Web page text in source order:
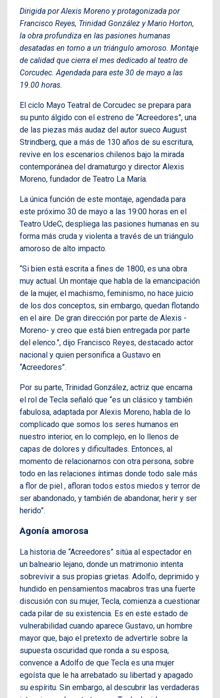
Dirigida por Alexis Moreno y protagonizada por
Francisco Reyes, Trinidad González y Mario Horton,
la obra profundiza en las pasiones humanas
desatadas en torno a un triángulo amoroso. Montaje
de calidad que cierra el mes dedicado al teatro de
Corcudec. Agendada para este 30 de mayo a las
19.00 horas.
El ciclo Mayo Teatral de Corcudec se prepara para
su punto álgido con el estreno de “Acreedores”, una
de las piezas más audaz del autor sueco August
Strindberg, que a más de 130 años de su escritura,
revive en los escenarios chilenos bajo la mirada
contemporánea del dramaturgo y director Alexis
Moreno, fundador de Teatro La María.
La única función de este montaje, agendada para
este próximo 30 de mayo a las 19:00 horas en el
Teatro UdeC, despliega las pasiones humanas en su
forma más cruda y violenta a través de un triángulo
amoroso de alto impacto.
“Si bien está escrita a fines de 1800, es una obra
muy actual. Un montaje que habla de la emancipación
de la mujer, el machismo, feminismo, no hace juicio
de los dos conceptos, sin embargo, quedan flotando
en el aire. De gran dirección por parte de Alexis -
Moreno- y creo que está bien entregada por parte
del elenco.”, dijo Francisco Reyes, destacado actor
nacional y quien personifica a Gustavo en
“Acreedores”.
Por su parte, Trinidad González, actriz que encarna
el rol de Tecla señaló que “es un clásico y también
fabulosa, adaptada por Alexis Moreno, habla de lo
complicado que somos los seres humanos en
nuestro interior, en lo complejo, en lo llenos de
capas de dolores y dificultades. Entonces, al
momento de relacionarnos con otra persona, sobre
todo en las relaciones íntimas donde todo sale más
a flor de piel , afloran todos estos miedos y terror de
ser abandonado, y también de abandonar, herir y ser
herido”.
Agonía amorosa
La historia de “Acreedores” sitúa al espectador en
un balneario lejano, donde un matrimonio intenta
sobrevivir a sus propias grietas. Adolfo, deprimido y
hundido en pensamientos macabros tras una fuerte
discusión con su mujer, Tecla, comienza a cuestionar
cada pilar de su existencia. Es en este estado de
vulnerabilidad cuando aparece Gustavo, un hombre
mayor que, bajo el pretexto de advertirle sobre la
supuesta oscuridad que ronda a su esposa,
convence a Adolfo de que Tecla es una mujer
egoísta que le ha arrebatado su libertad y apagado
su espíritu. Sin embargo, al descubrir las verdaderas